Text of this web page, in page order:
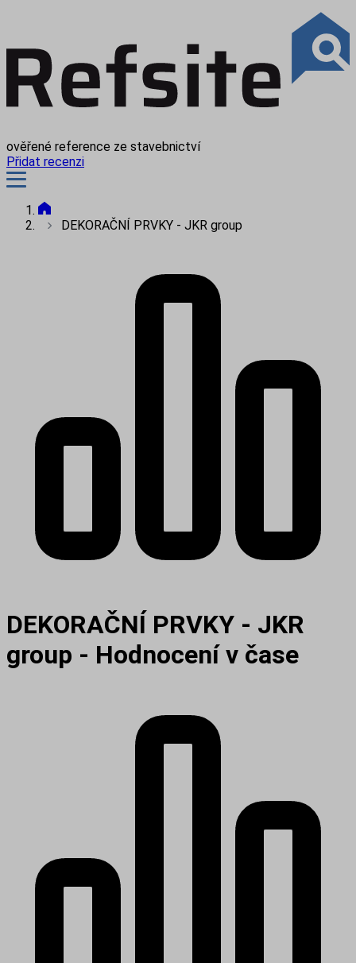
ověřené reference ze stavebnictví
Přidat recenzi
DEKORAČNÍ PRVKY - JKR group
DEKORAČNÍ PRVKY - JKR
group - Hodnocení v čase